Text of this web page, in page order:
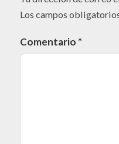
Los campos
Comentario *